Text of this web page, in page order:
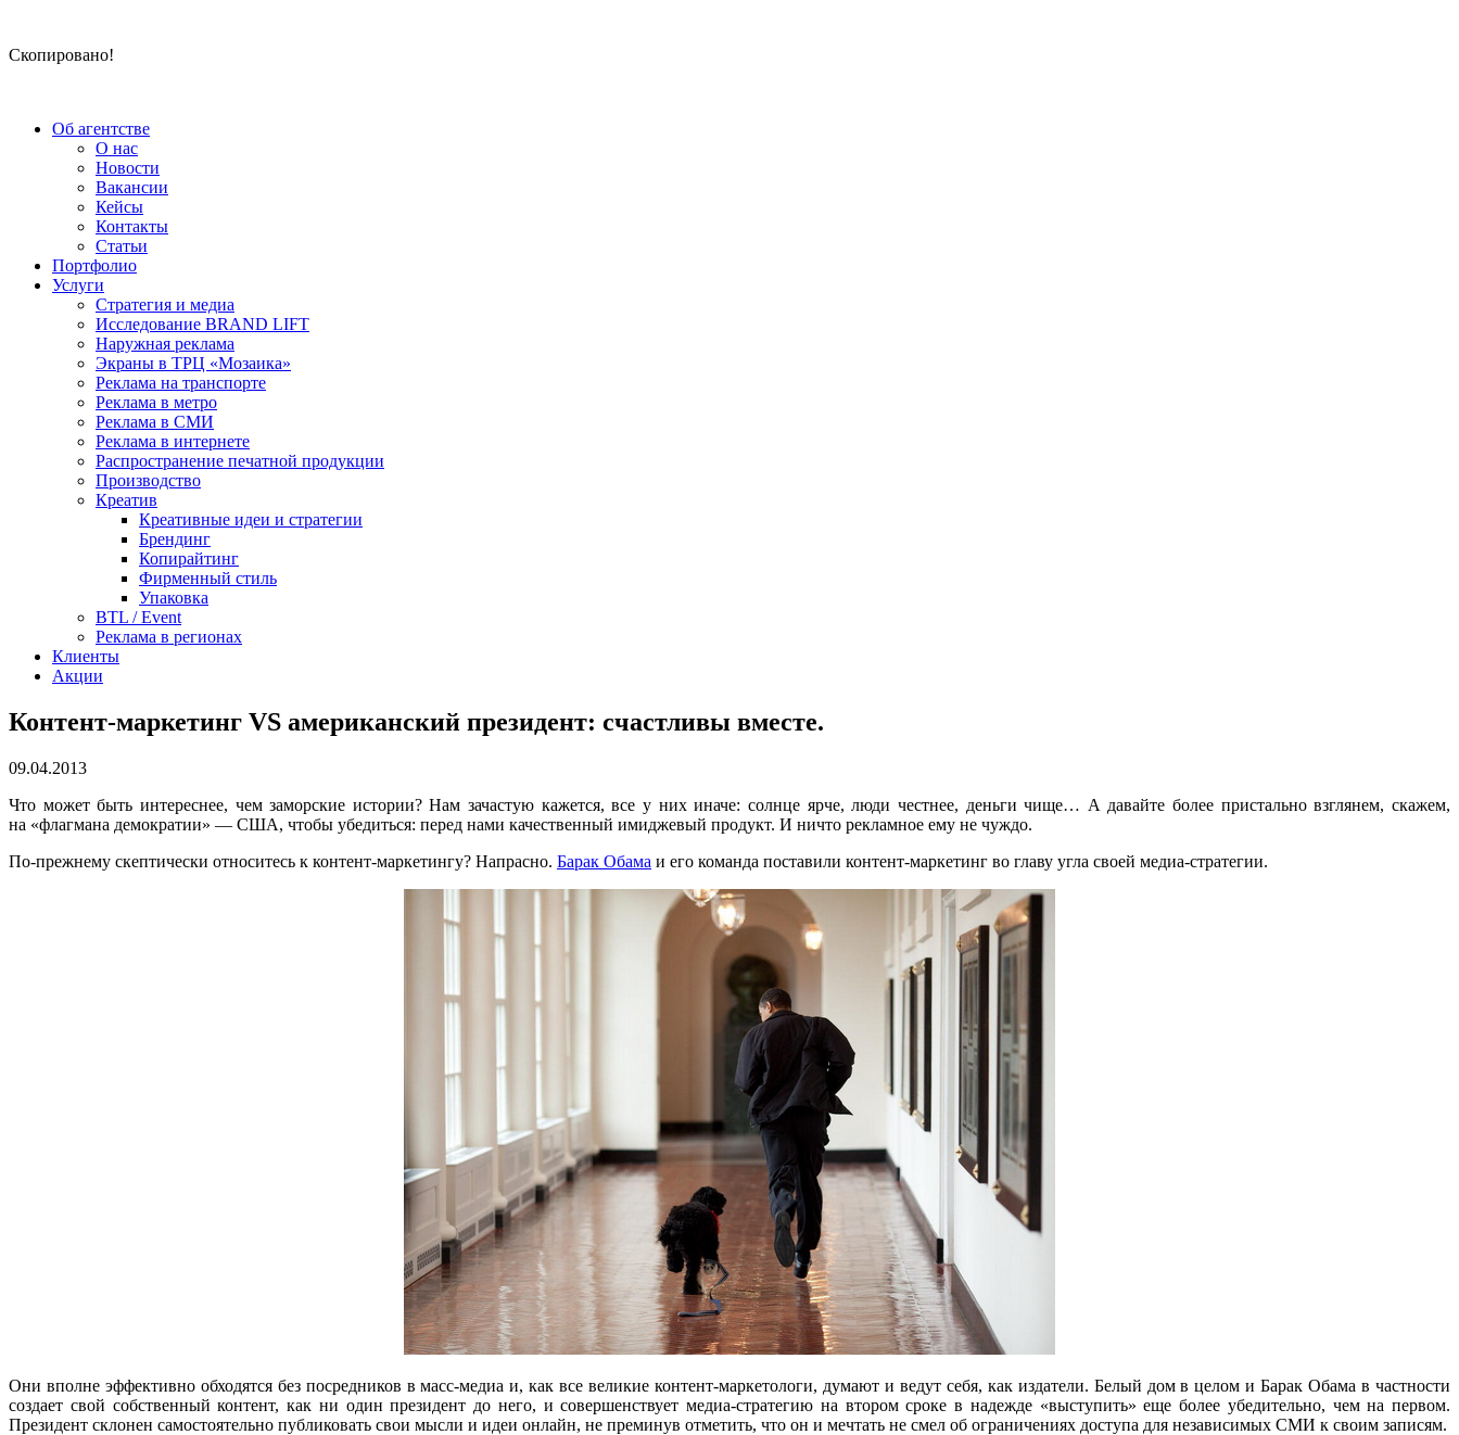
Скопировано!
Об агентстве
О нас
Новости
Вакансии
Кейсы
Контакты
Статьи
Портфолио
Услуги
Стратегия и медиа
Исследование BRAND LIFT
Наружная реклама
Экраны в ТРЦ «Мозаика»
Реклама на транспорте
Реклама в метро
Реклама в СМИ
Реклама в интернете
Распространение печатной продукции
Производство
Креатив
Креативные идеи и стратегии
Брендинг
Копирайтинг
Фирменный стиль
Упаковка
BTL / Event
Реклама в регионах
Клиенты
Акции
Контент-маркетинг VS американский президент: счастливы вместе.
09.04.2013
Что может быть интереснее, чем заморские истории? Нам зачастую кажется, все у них иначе: солнце ярче, люди честнее, деньги чище… А давайте более пристально взглянем, скажем,
на «флагмана демократии» — США, чтобы убедиться: перед нами качественный имиджевый продукт. И ничто рекламное ему не чуждо.
По-прежнему скептически относитесь к контент-маркетингу? Напрасно. Барак Обама и его команда поставили контент-маркетинг во главу угла своей медиа-стратегии.
Они вполне эффективно обходятся без посредников в масс-медиа и, как все великие контент-маркетологи, думают и ведут себя, как издатели. Белый дом в целом и Барак Обама в частности
создает свой собственный контент, как ни один президент до него, и совершенствует медиа-стратегию на втором сроке в надежде «выступить» еще более убедительно, чем на первом.
Президент склонен самостоятельно публиковать свои мысли и идеи онлайн, не преминув отметить, что он и мечтать не смел об ограничениях доступа для независимых СМИ к своим записям.